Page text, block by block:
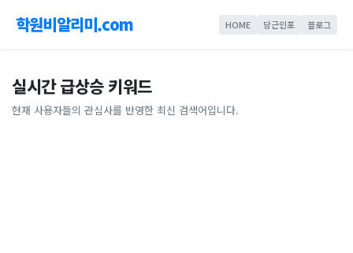
학원비알리미.com HOME 당근인포 블로그
실시간 급상승 키워드
현재 사용자들의 관심사를 반영한 최신 검색어입니다.